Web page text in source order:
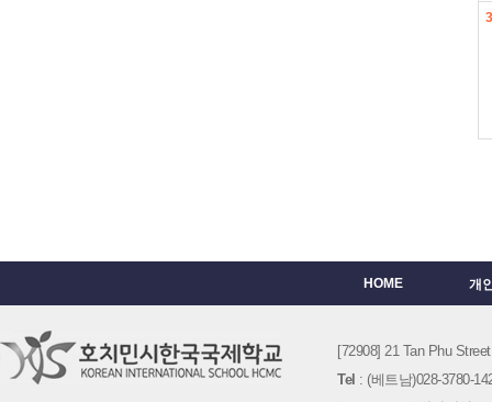
HOME 개
[72908] 21 Tan Phu
Tel : (베트남)028-3780-